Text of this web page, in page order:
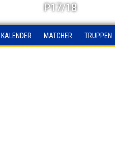
P17/18
KALENDER MATCHER TRUPPEN